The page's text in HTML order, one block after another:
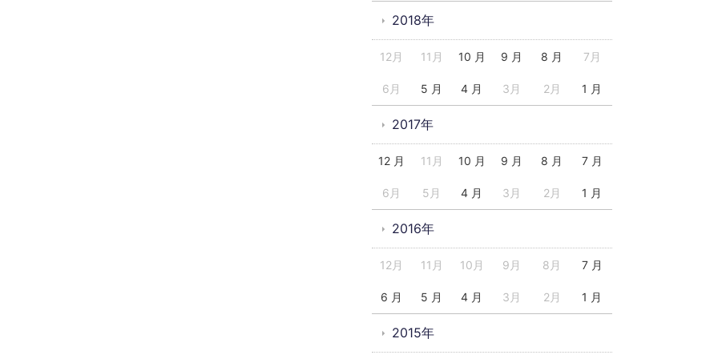
2018年
12月 11月 10 月 9 月 8 月 7月
6月 5 月 4 月 3月 2月 1 月
2017年
12 月 11月 10 月 9 月 8 月 7 月
6月 5月 4 月 3月 2月 1 月
2016年
12月 11月 10月 9月 8月 7 月
6 月 5 月 4 月 3月 2月 1 月
2015年